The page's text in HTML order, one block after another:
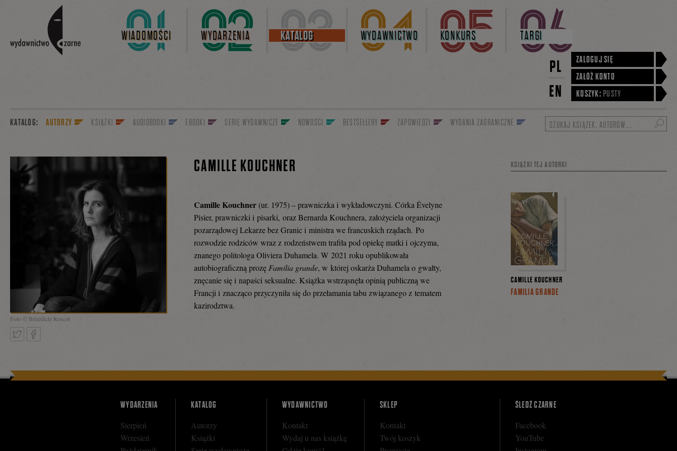
WIADOMOŚCI WYDARZENIA KATALOG WYDAWNICTWO KONKURS TARGI
PL
EN
ZALOGUJ SIĘ
ZAŁÓŻ KONTO
KOSZYK: PUSTY
KATALOG: AUTORZY KSIĄŻKI AUDIOBOOKI EBOOKI SERIE WYDAWNICZE NOWOŚCI BESTSELLERY ZAPOWIEDZI WYDANIA ZAGRANICZNE
CAMILLE KOUCHNER
Foto © Bénédicte Roscot
Camille Kouchner (ur. 1975) – prawniczka i wykładowczyni. Córka Évelyne
Pisier, prawniczki i pisarki, oraz Bernarda Kouchnera, założyciela organizacji
pozarządowej Lekarze bez Granic i ministra we francuskich rządach. Po
rozwodzie rodziców wraz z rodzeństwem trafiła pod opiekę matki i ojczyma,
znanego politologa Oliviera Duhamela. W 2021 roku opublikowała
autobiograficzną prozę Familia grande, w której oskarża Duhamela o gwałty,
znęcanie się i napaści seksualne. Książka wstrząsnęła opinią publiczną we
Francji i znacząco przyczyniła się do przełamania tabu związanego z tematem
kazirodztwa.
KSIĄŻKI TEJ AUTORKI
CAMILLE KOUCHNER
FAMILIA GRANDE
WYDARZENIA
Sierpień
Wrzesień
KATALOG
Autorzy
Książki
WYDAWNICTWO
Kontakt
Wydaj u nas książkę
SKLEP
Kontakt
Twój koszyk
ŚLEDŹ CZARNE
Facebook
YouTube